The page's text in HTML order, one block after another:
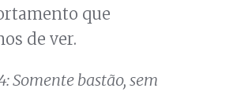
que
de ver.
Somente bastão, sem